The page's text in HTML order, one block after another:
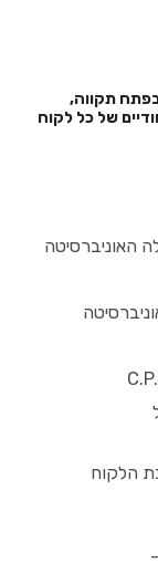
תקווה,
של כל לקוח
האוניברסיטה
הלקוח